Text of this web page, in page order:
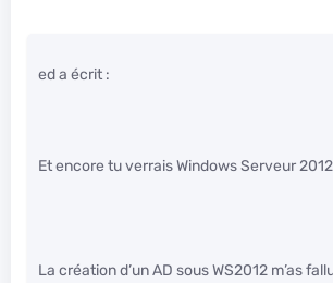
ed a écrit :
Et encore tu verrais Windows Serveur 2012
La création d’un AD sous WS2012 m’as